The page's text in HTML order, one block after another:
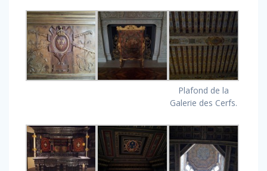
Plafond de la
Galerie des Cerfs.